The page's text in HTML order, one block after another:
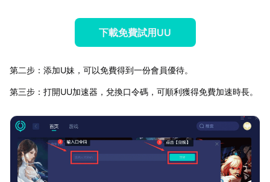
下載免費試用UU
第二步：添加U妹，可以免費得到一份會員優待。
第三步：打開UU加速器，兌換口令碼，可順利獲得免費加速時長。